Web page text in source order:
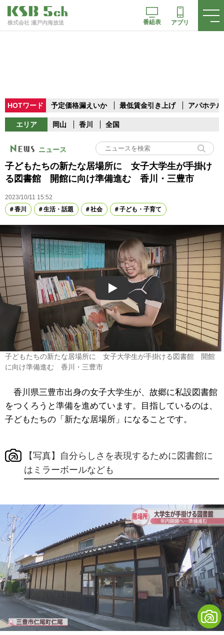
株式会社 瀬戸内海放送 番組表 アプリ
HOTワード 予定価格漏えいか 最低賃金引き上げ アパホテル
エリア 岡山 香川 全国
ニュース
子どもたちの新たな居場所に 女子大学生が手掛け
る図書館 開館に向け準備進む 香川・三豊市
2023/10/11 15:52
香川
生活・話題 社会 子ども・子育て
Play
子どもたちの新たな居場所に 女子大学生が手掛ける図書館 開館
に向け準備進む 香川・三豊市
香川県三豊市出身の女子大学生が、故郷に私設図書館
をつくろうと準備を進めています。目指しているのは、
子どもたちの「新たな居場所」になることです。
【写真】自分らしさを表現するために図書館に
はミラーボールなども